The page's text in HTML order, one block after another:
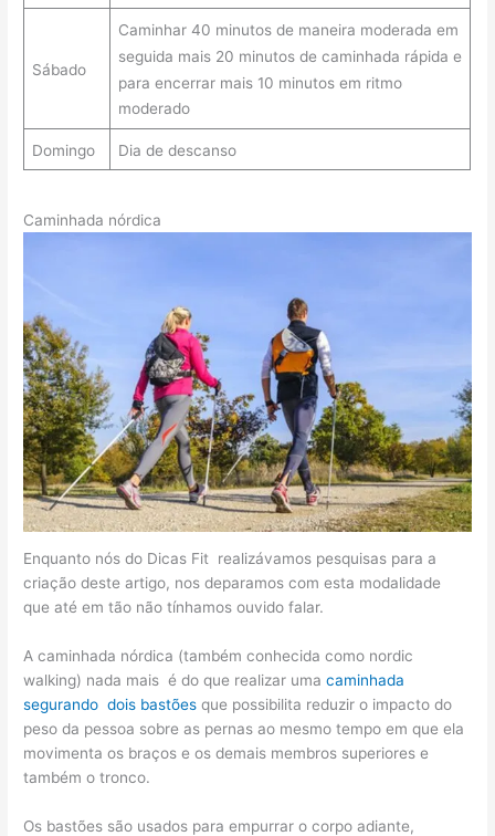
Sábado
Caminhar 40 minutos de maneira moderada em
seguida mais 20 minutos de caminhada rápida e
para encerrar mais 10 minutos em ritmo
moderado
Domingo Dia de descanso
Caminhada nórdica
Enquanto nós do Dicas Fit realizávamos pesquisas para a
criação deste artigo, nos deparamos com esta modalidade
que até em tão não tínhamos ouvido falar.
A caminhada nórdica (também conhecida como nordic
walking) nada mais é do que realizar umacaminhada
segurando dois bastões que possibilita reduzir o impacto do
peso da pessoa sobre as pernas ao mesmo tempo em que ela
movimenta os braços e os demais membros superiores e
também o tronco.
Os bastões são usados para empurrar o corpo adiante,